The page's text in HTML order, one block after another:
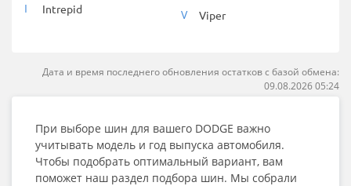
I Intrepid V Viper
Дата и время последнего обновления остатков с базой обмена:
09.08.2026 05:24
При выборе шин для вашего DODGE важно
учитывать модель и год выпуска автомобиля.
Чтобы подобрать оптимальный вариант, вам
поможет наш раздел подбора шин. Мы собрали